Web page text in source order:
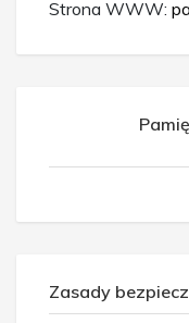
Strona WWW:
Zasady